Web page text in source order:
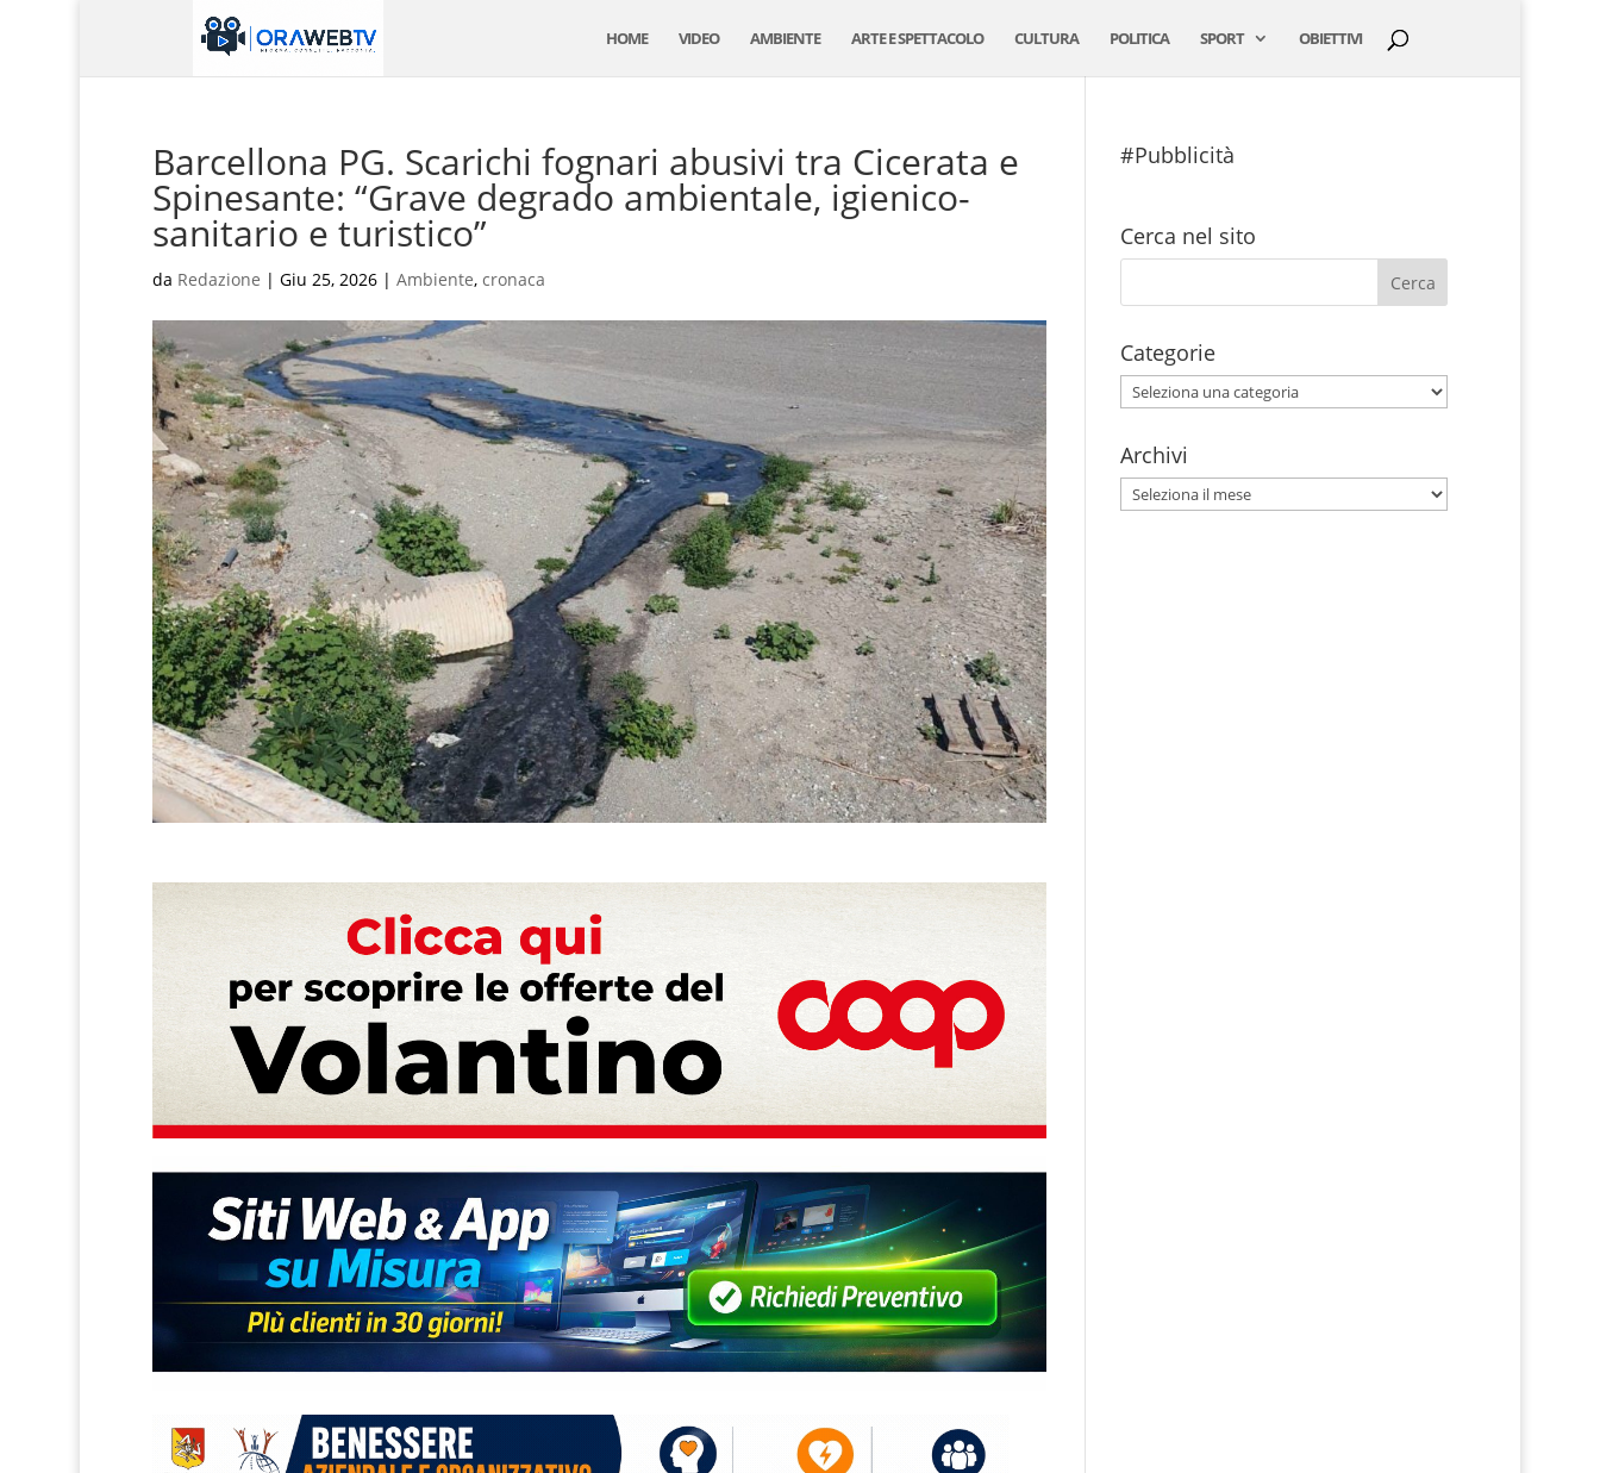
HOME VIDEO AMBIENTE ARTE E SPETTACOLO CULTURA POLITICA SPORT OBIETTIVI
Barcellona PG. Scarichi fognari abusivi tra Cicerata e
Spinesante: “Grave degrado ambientale, igienico-
sanitario e turistico”
da Redazione | Giu 25, 2026| Ambiente, cronaca
#Pubblicità
Cerca nel sito
Categorie
Categorie
Archivi
Archivi